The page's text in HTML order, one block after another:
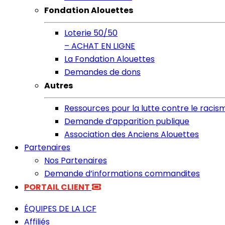
Fondation Alouettes
Loterie 50/50
– ACHAT EN LIGNE
La Fondation Alouettes
Demandes de dons
Autres
Ressources pour la lutte contre le
Demande d’apparition publique
Association des Anciens Alouettes
Partenaires
Nos Partenaires
Demande d’informations commandites
PORTAIL CLIENT
ÉQUIPES DE LA LCF